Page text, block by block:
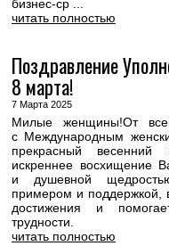
бизнес-ср ...
читать полностью
Поздравление
8 марта!
7 Марта 2025
Милые женщины!От
с Международным
прекрасный весенний
искреннее восхищение
и душевной
примером и поддержкой,
достижения и
трудности.
читать полностью